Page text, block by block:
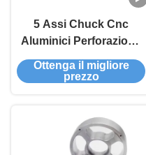
5 Assi Chuck Cnc
Aluminici Perforazione
per attrezzature
industriali
Ottenga il migliore
prezzo